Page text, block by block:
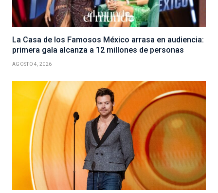
La Casa de los Famosos México arrasa en audiencia:
primera gala alcanza a 12 millones de personas
AGOSTO 4, 2026